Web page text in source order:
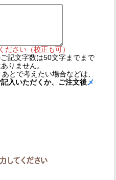
ださい（校正も可）
記文字数は50文字までまで
りません。
とで考えたい場合などは、
入いただくか、ご注文後 メ